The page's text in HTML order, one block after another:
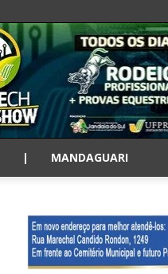
| MANDAGUARI